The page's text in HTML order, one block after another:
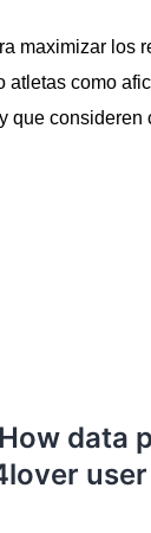
maximizar los
atletas como
que consideren
How data